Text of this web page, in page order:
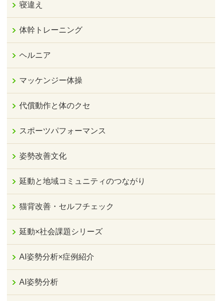
寝違え
体幹トレーニング
ヘルニア
マッケンジー体操
代償動作と体のクセ
スポーツパフォーマンス
姿勢改善文化
延動と地域コミュニティのつながり
猫背改善・セルフチェック
延動×社会課題シリーズ
AI姿勢分析×症例紹介
AI姿勢分析